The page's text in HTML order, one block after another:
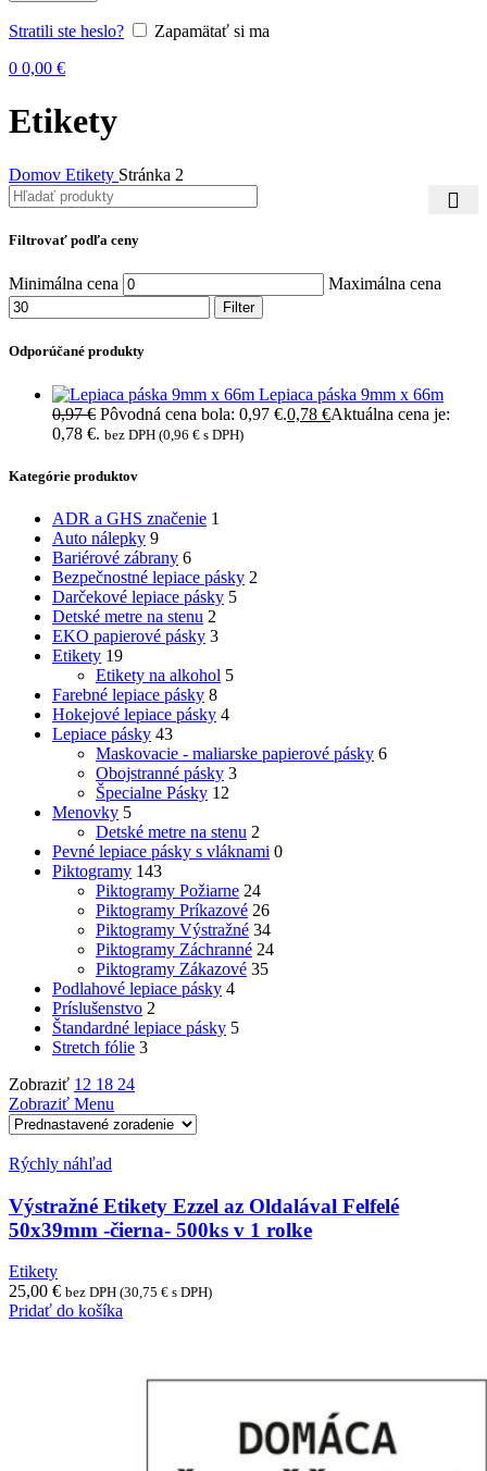
Stratili ste heslo?
Zapamätať si ma
0 0,00 €
Etikety
Domov Etikety Stránka 2
Filtrovať podľa ceny
Minimálna cena Maximálna cena
Filter
Odporúčané produkty
Lepiaca páska 9mm x 66m
0,97€ Pôvodná cena bola: 0,97 €.0,78 €Aktuálna cena je:
0,78 €. bez DPH (0,96 € s DPH)
Kategórie produktov
ADR a GHS značenie 1
Auto nálepky 9
Bariérové zábrany 6
Bezpečnostné lepiace pásky 2
Darčekové lepiace pásky 5
Detské metre na stenu 2
EKO papierové pásky 3
Etikety 19
Etikety na alkohol 5
Farebné lepiace pásky 8
Hokejové lepiace pásky 4
Lepiace pásky 43
Maskovacie - maliarske papierové pásky 6
Obojstranné pásky 3
Špecialne Pásky 12
Menovky 5
Detské metre na stenu 2
Pevné lepiace pásky s vláknami 0
Piktogramy 143
Piktogramy Požiarne 24
Piktogramy Príkazové 26
Piktogramy Výstražné 34
Piktogramy Záchranné 24
Piktogramy Zákazové 35
Podlahové lepiace pásky 4
Príslušenstvo 2
Štandardné lepiace pásky 5
Stretch fólie 3
Zobraziť 12 18 24
Zobraziť Menu
Rýchly náhľad
Výstražné Etikety Ezzel az Oldalával Felfelé
50x39mm -čierna- 500ks v 1 rolke
Etikety
25,00 € bez DPH (30,75 € s DPH)
Pridať do košíka